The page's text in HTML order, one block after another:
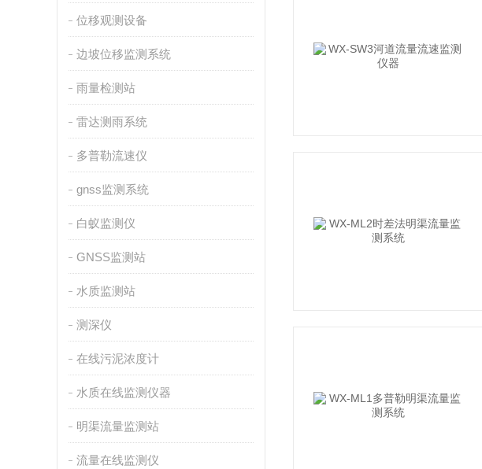
位移观测设备
边坡位移监测系统
雨量检测站
雷达测雨系统
多普勒流速仪
gnss监测系统
白蚁监测仪
GNSS监测站
水质监测站
测深仪
在线污泥浓度计
水质在线监测仪器
明渠流量监测站
流量在线监测仪